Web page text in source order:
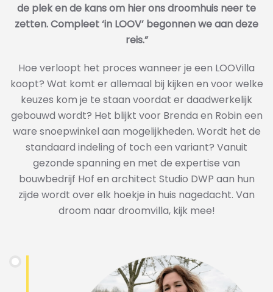
de plek en de kans om hier ons droomhuis neer te
zetten. Compleet ‘in LOOV’ begonnen we aan deze
reis.”
Hoe verloopt het proces wanneer je een LOOVilla
koopt? Wat komt er allemaal bij kijken en voor welke
keuzes kom je te staan voordat er daadwerkelijk
gebouwd wordt? Het blijkt voor Brenda en Robin een
ware snoepwinkel aan mogelijkheden. Wordt het de
standaard indeling of toch een variant? Vanuit
gezonde spanning en met de expertise van
bouwbedrijf Hof en architect Studio DWP aan hun
zijde wordt over elk hoekje in huis nagedacht. Van
droom naar droomvilla, kijk mee!